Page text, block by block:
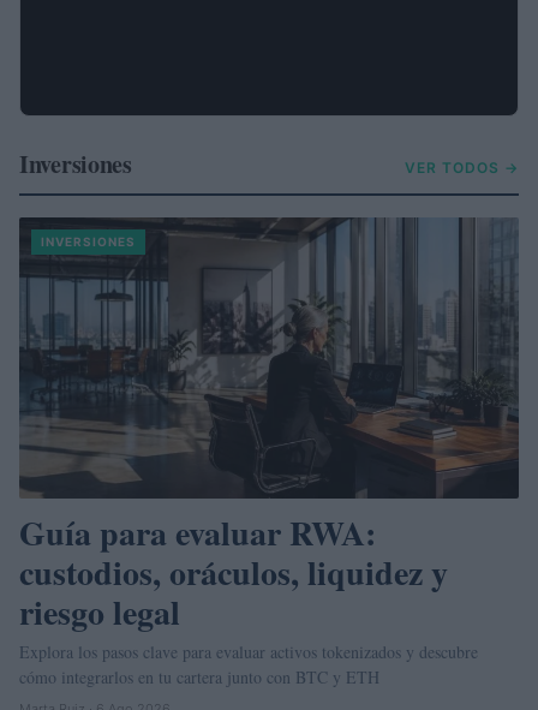
Inversiones VER TODOS →
INVERSIONES
Guía para evaluar RWA:
custodios, oráculos, liquidez y
riesgo legal
Explora los pasos clave para evaluar activos tokenizados y descubre
cómo integrarlos en tu cartera junto con BTC y ETH